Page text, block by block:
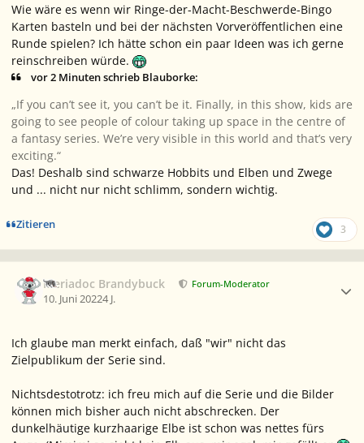
Wie wäre es wenn wir Ringe-der-Macht-Beschwerde-Bingo
Karten basteln und bei der nächsten Vorveröffentlichen eine
Runde spielen? Ich hätte schon ein paar Ideen was ich gerne
reinschreiben würde.
vor 2 Minuten schrieb Blauborke:
„If you can’t see it, you can’t be it. Finally, in this show, kids are
going to see people of colour taking up space in the centre of
a fantasy series. We’re very visible in this world and that’s very
exciting.“
Das! Deshalb sind schwarze Hobbits und Elben und Zwege
und ... nicht nur nicht schlimm, sondern wichtig.
Zitieren 3
Meriadoc Brandybuck Forum-Moderator
10. Juni 20224 J.
Ich glaube man merkt einfach, daß "wir" nicht das
Zielpublikum der Serie sind.
Nichtsdestotrotz: ich freu mich auf die Serie und die Bilder
können mich bisher auch nicht abschrecken. Der
dunkelhäutige kurzhaarige Elbe ist schon was nettes fürs